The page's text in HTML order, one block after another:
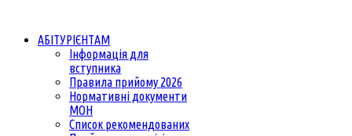
АБІТУРІЄНТАМ
Інформація для
вступника
Правила прийому 2026
Нормативні документи
МОН
Список рекомендованих